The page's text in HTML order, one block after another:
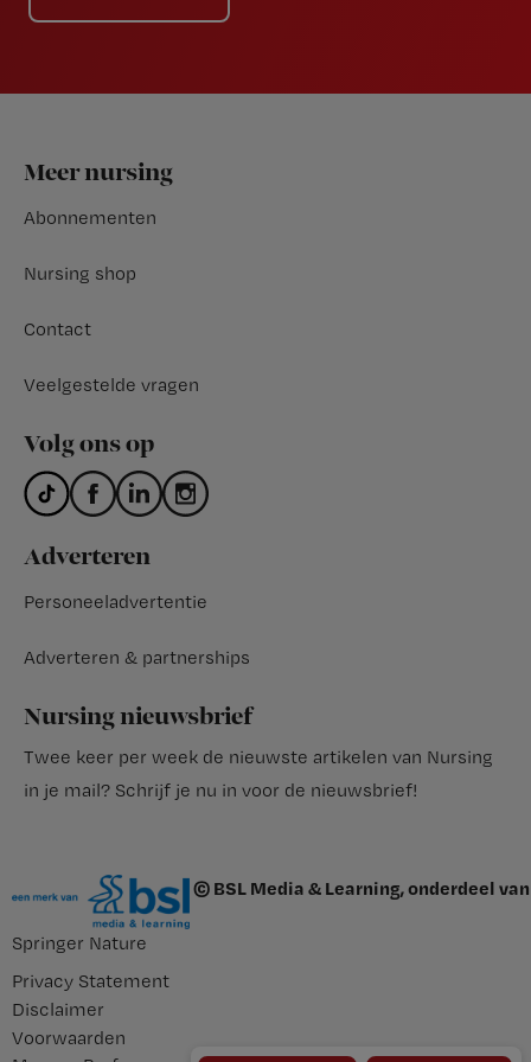
Footer
Meer nursing
Abonnementen
Nursing shop
Contact
Veelgestelde vragen
Volg ons op
Adverteren
Personeeladvertentie
Adverteren & partnerships
Nursing nieuwsbrief
Twee keer per week de nieuwste artikelen van Nursing
in je mail? Schrijf je nu in voor de nieuwsbrief!
© BSL Media & Learning, onderdeel van
Springer Nature
Privacy Statement
Disclaimer
Voorwaarden